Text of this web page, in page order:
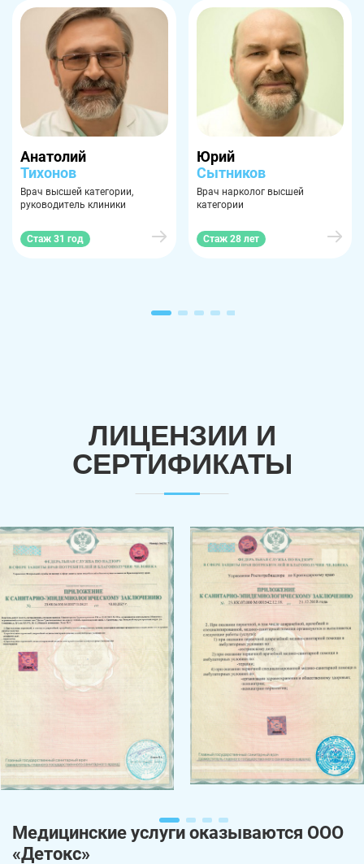
Анатолий
Тихонов
Врач высшей категории,
руководитель клиники
Стаж 31 год
Юрий
Сытников
Врач нарколог высшей
категории
Стаж 28 лет
ЛИЦЕНЗИИ И
СЕРТИФИКАТЫ
Медицинские услуги оказываются ООО
«Детокс»